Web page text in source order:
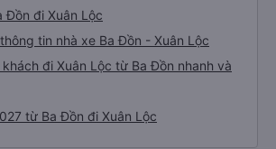
Đồn đi Xuân Lộc
tin nhà xe Ba Đồn - Xuân Lộc
đi Xuân Lộc từ Ba Đồn nhanh và
từ Ba Đồn đi Xuân Lộc